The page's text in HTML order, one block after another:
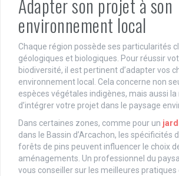
Adapter son projet à son
environnement local
Chaque région possède ses particularités
géologiques et biologiques. Pour réussir
biodiversité, il est pertinent d’adapter vos
environnement local. Cela concerne non
espèces végétales indigènes, mais aussi
d’intégrer votre projet dans le paysage
Dans certaines zones, comme pour un
dans le Bassin d’Arcachon, les spécificités
forêts de pins peuvent influencer le choix
aménagements. Un professionnel du
vous conseiller sur les meilleures pratiques